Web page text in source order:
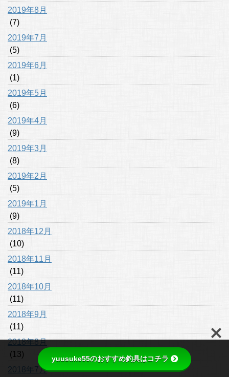
2019年8月
(7)
2019年7月
(5)
2019年6月
(1)
2019年5月
(6)
2019年4月
(9)
2019年3月
(8)
2019年2月
(5)
2019年1月
(9)
2018年12月
(10)
2018年11月
(11)
2018年10月
(11)
2018年9月
(11)
2018年8月
(13)
2018年7月
yuusuke55のおすすめ釣具はコチラ